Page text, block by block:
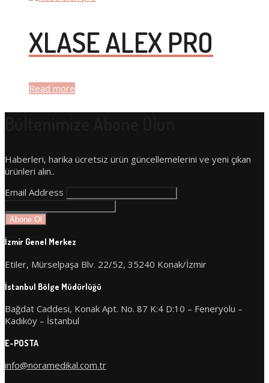
XLASE ALEX PRO
Read more
Haberleri, harika ücretsiz ürün güncellemelerini ve yeni çıkan
ürünleri alın..
Email Address
İzmir Genel Merkez
Etiler, Mürselpaşa Blv. 22/52, 35240 Konak/İzmir
İstanbul Bölge Müdürlüğü
Bağdat Caddesi, Konak Apt. No. 87 K:4 D:10 – Feneryolu –
Kadıköy – İstanbul
E-POSTA
info@noramedikal.com.tr